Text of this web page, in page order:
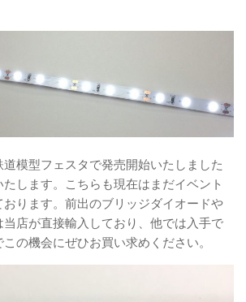
模型フェスタで発売開始いたしました
します。こちらも現在はまだイベント
ります。前出のブリッジダイオードや
当店が直接輸入しており、他では入手で
の機会にぜひお買い求めください。